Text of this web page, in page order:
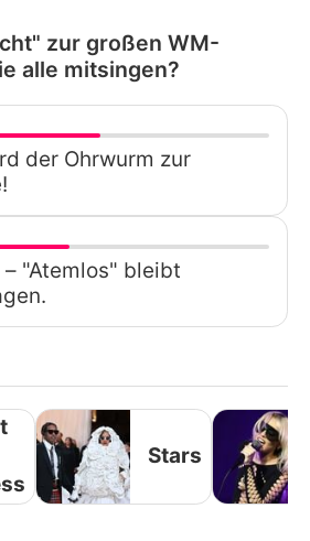
zur großen WM-
alle mitsingen?
der Ohrwurm zur
– "Atemlos" bleibt
Stars